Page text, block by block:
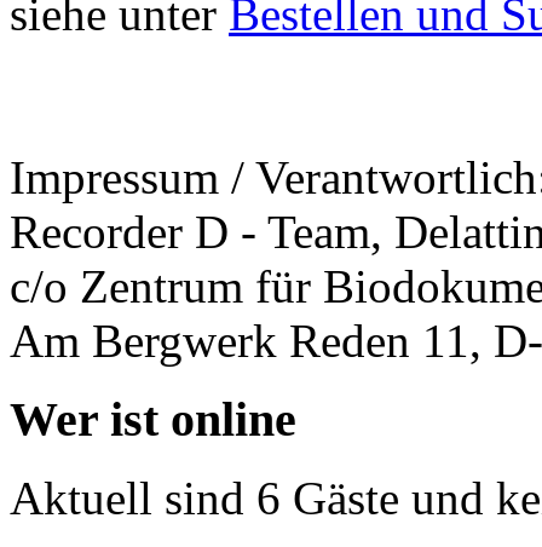
siehe unter Bestellen und
Impressum /
Recorder D - Team,
c/o Zentrum für
Am Bergwerk Reden 11,
Wer ist online
Aktuell sind 6 Gäste und